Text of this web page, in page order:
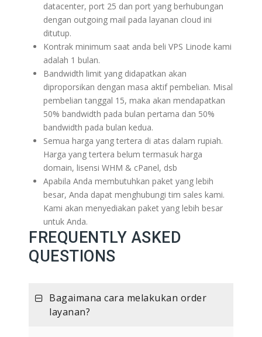
datacenter, port 25 dan port yang berhubungan
dengan outgoing mail pada layanan cloud ini
ditutup.
Kontrak minimum saat anda beli VPS Linode kami
adalah 1 bulan.
Bandwidth limit yang didapatkan akan
diproporsikan dengan masa aktif pembelian. Misal
pembelian tanggal 15, maka akan mendapatkan
50% bandwidth pada bulan pertama dan 50%
bandwidth pada bulan kedua.
Semua harga yang tertera di atas dalam rupiah.
Harga yang tertera belum termasuk harga
domain, lisensi WHM & cPanel, dsb
Apabila Anda membutuhkan paket yang lebih
besar, Anda dapat menghubungi tim sales kami.
Kami akan menyediakan paket yang lebih besar
untuk Anda.
FREQUENTLY ASKED
QUESTIONS
Bagaimana cara melakukan order
layanan?